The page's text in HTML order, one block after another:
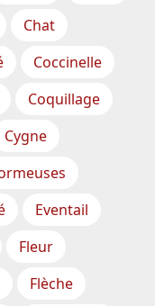
Chat
Coccinelle
Coquillage
Cygne
Eventail
Fleur
Flèche